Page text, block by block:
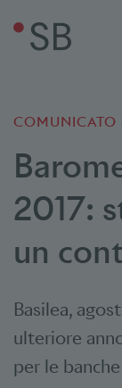
COMUNICATO
2017:
un
Basilea,
ulteriore
per le